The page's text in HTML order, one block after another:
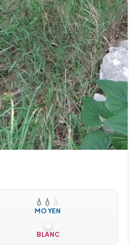
💧 💧 💧
MOYEN
BLANC